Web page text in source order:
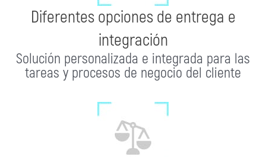
Diferentes opciones de entrega e
integración
Solución personalizada e integrada para las
tareas y procesos de negocio del cliente